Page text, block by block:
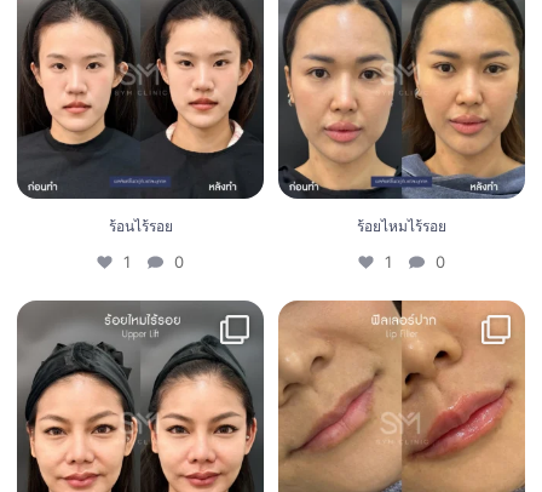
1 0
ร้อนไร้รอย
1 0
1 0
ร้อยไหมไร้รอย
1 0
ร้อยไหมไร้รอย
1 0
Filler lip
0